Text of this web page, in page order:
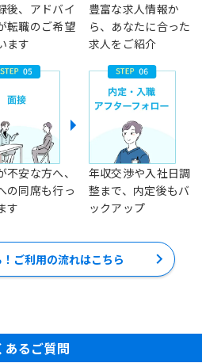
後、アドバイ
転職のご希望
ます
豊富な求人情報か
ら、あなたに合った
求人をご紹介
不安な方へ、
の同席も行っ
す
年収交渉や入社日調
整まで、内定後もバ
ックアップ
ご利用の流れはこちら
あるご質問